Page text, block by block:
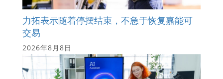
力拓表示随着停摆结束，不急于恢复嘉能可
交易
2026年8月8日